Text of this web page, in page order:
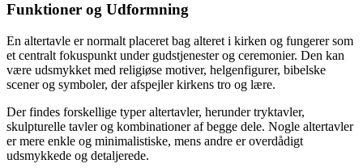
Funktioner og Udformning
En altertavle er normalt placeret bag alteret i kirken og fungerer som
et centralt fokuspunkt under gudstjenester og ceremonier. Den kan
være udsmykket med religiøse motiver, helgenfigurer, bibelske
scener og symboler, der afspejler kirkens tro og lære.
Der findes forskellige typer altertavler, herunder tryktavler,
skulpturelle tavler og kombinationer af begge dele. Nogle altertavler
er mere enkle og minimalistiske, mens andre er overdådigt
udsmykkede og detaljerede.